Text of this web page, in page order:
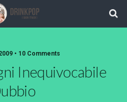
• 10 Comments
Inequivocabile